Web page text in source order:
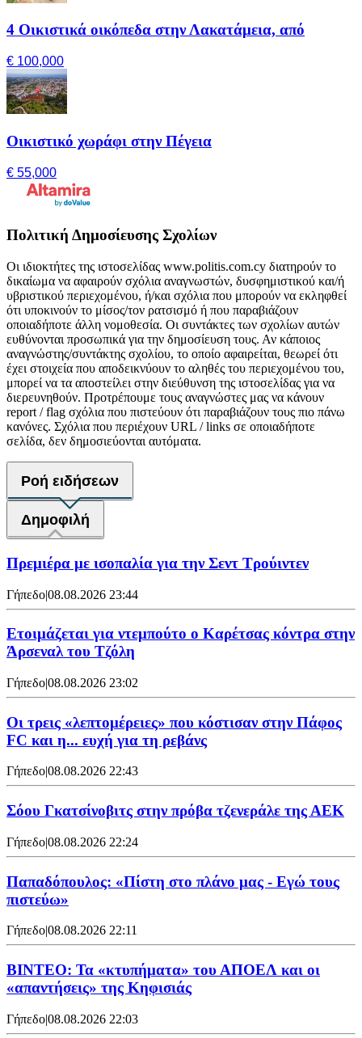
4 Οικιστικά οικόπεδα στην Λακατάμεια, από
€ 100,000
Οικιστικό χωράφι στην Πέγεια
€ 55,000
Πολιτική Δημοσίευσης Σχολίων
Οι ιδιοκτήτες της ιστοσελίδας www.politis.com.cy διατηρούν το
δικαίωμα να αφαιρούν σχόλια αναγνωστών, δυσφημιστικού και/ή
υβριστικού περιεχομένου, ή/και σχόλια που μπορούν να εκληφθεί
ότι υποκινούν το μίσος/τον ρατσισμό ή που παραβιάζουν
οποιαδήποτε άλλη νομοθεσία. Οι συντάκτες των σχολίων αυτών
ευθύνονται προσωπικά για την δημοσίευση τους. Αν κάποιος
αναγνώστης/συντάκτης σχολίου, το οποίο αφαιρείται, θεωρεί ότι
έχει στοιχεία που αποδεικνύουν το αληθές του περιεχομένου του,
μπορεί να τα αποστείλει στην διεύθυνση της ιστοσελίδας για να
διερευνηθούν. Προτρέπουμε τους αναγνώστες μας να κάνουν
report / flag σχόλια που πιστεύουν ότι παραβιάζουν τους πιο πάνω
κανόνες. Σχόλια που περιέχουν URL / links σε οποιαδήποτε
σελίδα, δεν δημοσιεύονται αυτόματα.
Ροή ειδήσεων
Δημοφιλή
Πρεμιέρα με ισοπαλία για την Σεντ Τρούιντεν
Γήπεδο|08.08.2026 23:44
Ετοιμάζεται για ντεμπούτο ο Καρέτσας κόντρα στην
Άρσεναλ του Τζόλη
Γήπεδο|08.08.2026 23:02
Οι τρεις «λεπτομέρειες» που κόστισαν στην Πάφος
FC και η... ευχή για τη ρεβάνς
Γήπεδο|08.08.2026 22:43
Σόου Γκατσίνοβιτς στην πρόβα τζενεράλε της ΑΕΚ
Γήπεδο|08.08.2026 22:24
Παπαδόπουλος: «Πίστη στο πλάνο μας - Εγώ τους
πιστεύω»
Γήπεδο|08.08.2026 22:11
ΒΙΝΤΕΟ: Τα «κτυπήματα» του ΑΠΟΕΛ και οι
«απαντήσεις» της Κηφισιάς
Γήπεδο|08.08.2026 22:03